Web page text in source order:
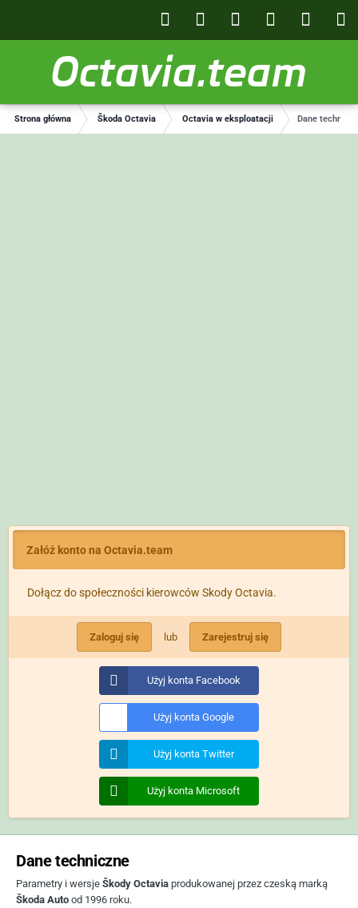
Octavia.team
Strona główna Škoda Octavia Octavia w eksploatacji Dane
Załóż konto na Octavia.team
Dołącz do społeczności kierowców Skody Octavia.
Zaloguj się lub Zarejestruj się
Użyj konta Facebook
Użyj konta Google
Użyj konta Twitter
Użyj konta Microsoft
Dane techniczne
Parametry i wersje Škody Octavia produkowanej przez czeską marką
Škoda Auto od 1996 roku.